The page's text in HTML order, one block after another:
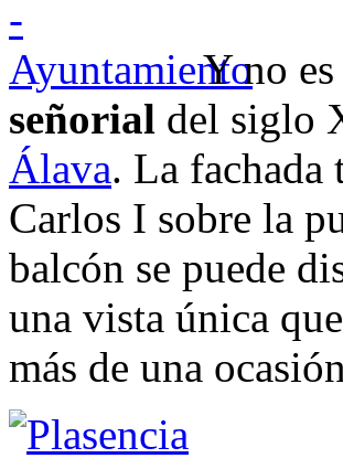
Y no
señorial del siglo
Álava. La fachada
Carlos I sobre la
balcón se puede
una vista única
más de una